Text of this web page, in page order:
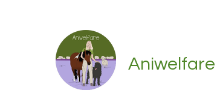
Aniwelfare